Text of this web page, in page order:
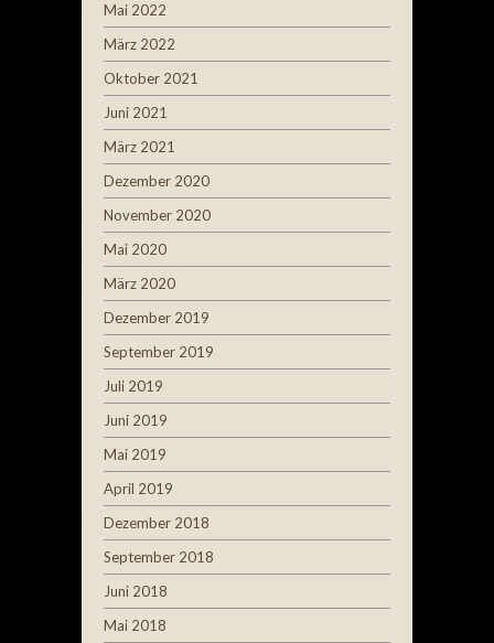
Mai 2022
März 2022
Oktober 2021
Juni 2021
März 2021
Dezember 2020
November 2020
Mai 2020
März 2020
Dezember 2019
September 2019
Juli 2019
Juni 2019
Mai 2019
April 2019
Dezember 2018
September 2018
Juni 2018
Mai 2018